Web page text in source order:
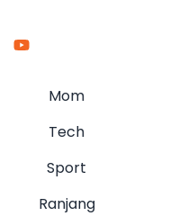
Mom
Tech
Sport
Ranjang